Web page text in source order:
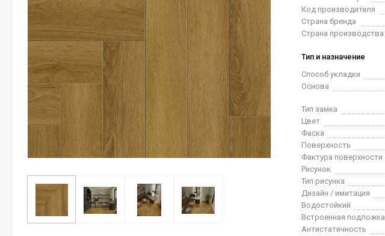
Код производителя
Страна бренда
Страна производства
Тип и назначение
Способ укладки
Основа
Тип замка
Цвет
Фаска
Поверхность
Фактура поверхности
Рисунок
Тип рисунка
Дизайн / имитация
Водостойкий
Встроенная подложка
Антистатичность